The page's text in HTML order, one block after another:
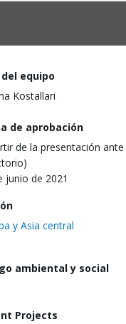
del equipo
Kostallari
de aprobación
de la presentación ante
junio de 2021
y Asia central
ambiental y social
Projects